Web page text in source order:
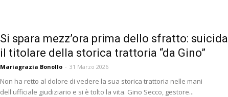
Si spara mezz’ora prima dello sfratto: suicida
il titolare della storica trattoria “da Gino”
Mariagrazia Bonollo - 31 Marzo 2026
Non ha retto al dolore di vedere la sua storica trattoria nelle mani
dell'ufficiale giudiziario e si è tolto la vita. Gino Secco, gestore...